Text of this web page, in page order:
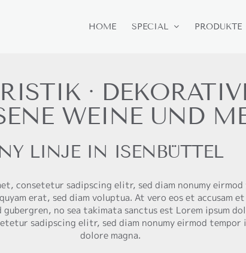
HOME SPECIAL PRODUKTE
·
WEINE UND
NY LINJE IN ISENBÜTTEL
consetetur sadipscing elitr, sed diam nonumy
erat, sed diam voluptua. At vero eos et accusam
no sea takimata sanctus est Lorem ipsum
sadipscing elitr, sed diam nonumy eirmod
dolore magna.